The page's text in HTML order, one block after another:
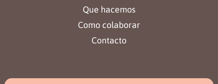
Que hacemos
Como colaborar
Contacto